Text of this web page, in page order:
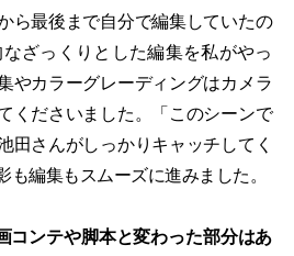
ら最後まで自分で編集していたの
ざっくりとした編集を私がやっ
やカラーグレーディングはカメラ
くださいました。「このシーンで
田さんがしっかりキャッチしてく
も編集もスムーズに進みました。
コンテや脚本と変わった部分はあ